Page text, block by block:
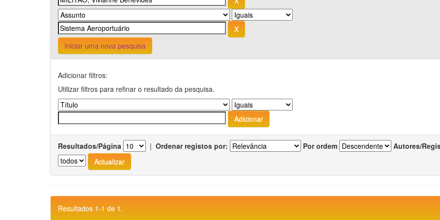
Iniciar uma nova pesquisa
Adicionar filtros:
Utilizar filtros para refinar o resultado da pesquisa.
Resultados/Página | Ordenar registos por: Por ordem Autores/
Resultados 1-1 de 1.